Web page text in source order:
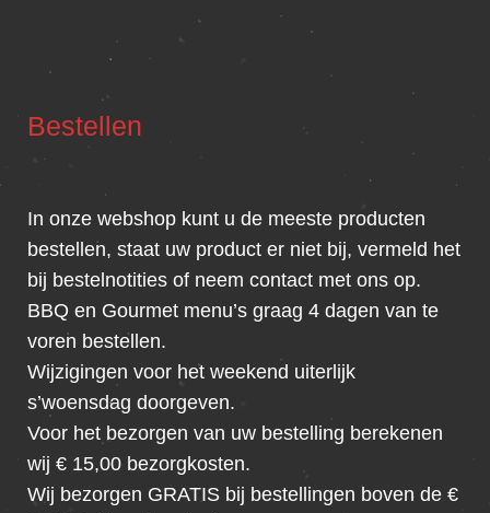
Bestellen
In onze webshop kunt u de meeste producten
bestellen, staat uw product er niet bij, vermeld het
bij bestelnotities of neem contact met ons op.
BBQ en Gourmet menu’s graag 4 dagen van te
voren bestellen.
Wijzigingen voor het weekend uiterlijk
s’woensdag doorgeven.
Voor het bezorgen van uw bestelling berekenen
wij € 15,00 bezorgkosten.
Wij bezorgen GRATIS bij bestellingen boven de €